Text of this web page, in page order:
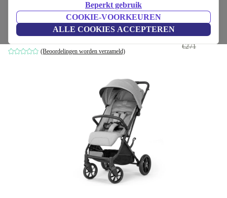
Beperkt gebruik
COOKIE-VOORKEUREN
ALLE COOKIES ACCEPTEREN
Inglesina Zenit kinderwagen
grijs
(Beoordelingen worden verzameld)
€175,90
€271